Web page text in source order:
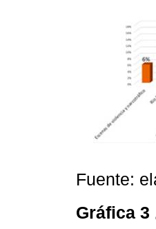
Fuente:
Gráfica 3